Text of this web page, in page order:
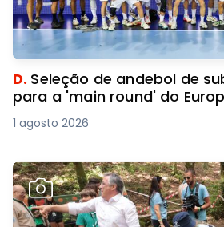
D. Seleção de andebol de
para a 'main round' do
1 agosto 2026